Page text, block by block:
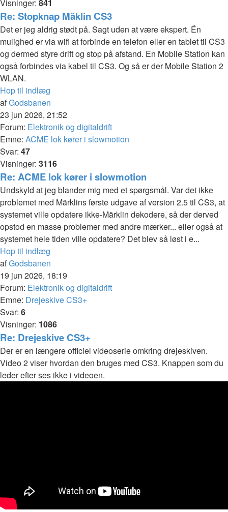
Visninger: 841
Re: Stopknap Mäklin CS3
Det er jeg aldrig stødt på. Sagt uden at være ekspert. Én
mulighed er via wifi at forbinde en telefon eller en tablet til CS3
og dermed styre drift og stop på afstand. En Mobile Station kan
også forbindes via kabel til CS3. Og så er der Mobile Station 2
WLAN.
Hop til indlæg
afGodsbanen
23 jun 2026, 21:52
Forum: Elektronik og digitaldrift
Emne: ACME lok kører i slowmotion
Svar: 47
Visninger: 3116
Re: ACME lok kører i slowmotion
Undskyld at jeg blander mig med et spørgsmål. Var det ikke
problemet med Märklins første udgave af version 2.5 til CS3, at
systemet ville opdatere ikke-Märklin dekodere, så der derved
opstod en masse problemer med andre mærker... eller også at
systemet hele tiden ville opdatere? Det blev så løst i e...
Hop til indlæg
afGodsbanen
19 jun 2026, 18:19
Forum: Elektronik og digitaldrift
Emne: Drejeskive CS3+
Svar: 6
Visninger: 1086
Re: Drejeskive CS3+
Der er en længere officiel videoserie omkring drejeskiven.
Video 2 viser hvordan den bruges med CS3. Knappen som du
leder efter ses ikke i videoen.